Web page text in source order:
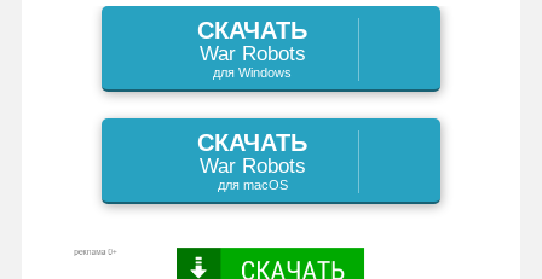
n
i
s
n m
и
т
ь
СКАЧАТЬ
War Robots
для Windows
СКАЧАТЬ
War Robots
для macOS